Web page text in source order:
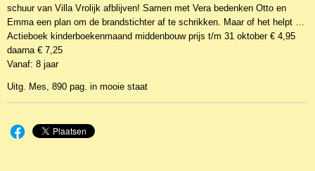
schuur van Villa Vrolijk afblijven! Samen met Vera bedenken Otto en
Emma een plan om de brandstichter af te schrikken. Maar of het helpt …
Actieboek kinderboekenmaand middenbouw prijs t/m 31 oktober € 4,95
daarna € 7,25
Vanaf: 8 jaar
Uitg. Mes, 890 pag. in mooie staat